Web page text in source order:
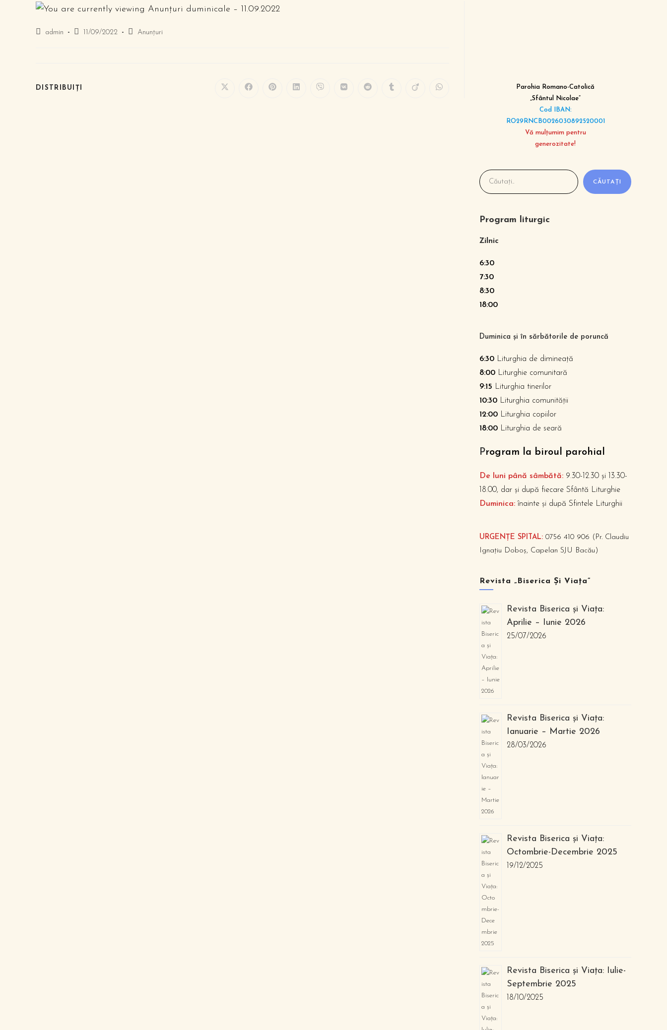
admin 11/09/2022 Anunțuri
DISTRIBUIȚI
Parohia Romano-Catolică
„Sfântul Nicolae”
Cod IBAN:
RO29RNCB0026030892520001
Vă mulțumim pentru
generozitate!
CĂUTAȚI
Program liturgic
Zilnic
6:30
7:30
8:30
18:00
Duminica și în sărbătorile de poruncă
6:30 Liturghia de dimineață
8:00 Liturghie comunitară
9:15 Liturghia tinerilor
10:30 Liturghia comunității
12:00 Liturghia copiilor
18:00 Liturghia de seară
Program la biroul parohial
De luni până sâmbătă: 9.30-12.30 și 13.30-
18.00, dar și după fiecare Sfântă Liturghie
Duminica: înainte și după Sfintele Liturghii
URGENȚE SPITAL: 0756 410 906 (Pr. Claudiu
Ignațiu Doboș, Capelan SJU Bacău)
Revista „Biserica Și Viața”
Revista Biserica și Viața:
Aprilie – Iunie 2026
25/07/2026
Revista Biserica și Viața:
Ianuarie – Martie 2026
28/03/2026
Revista Biserica și Viața:
Octombrie-Decembrie 2025
19/12/2025
Revista Biserica și Viața: Iulie-
Septembrie 2025
18/10/2025